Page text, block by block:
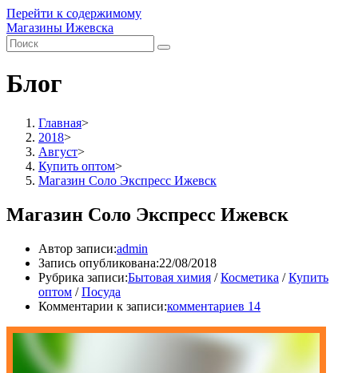
Перейти к содержимому
Магазины Ижевска
Блог
Главная>
2018>
Август>
Купить оптом>
Магазин Соло Экспресс Ижевск
Магазин Соло Экспресс Ижевск
Автор записи:admin
Запись опубликована:22/08/2018
Рубрика записи:Бытовая химия / Косметика / Купить
оптом / Посуда
Комментарии к записи:комментариев 14